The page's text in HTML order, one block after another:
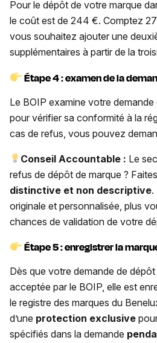
Pour le dépôt de votre marque
le coût est de 244 €. Comptez
vous souhaitez ajouter une
supplémentaires à partir de la
Étape 4 : examen de la
Le BOIP examine votre demande
pour vérifier sa conformité à la
cas de refus, vous pouvez
Conseil Accountable : Le
refus de dépôt de marque ?
distinctive et non descriptive.
originale et personnalisée, plus
chances de validation de votre
Étape 5 : enregistrer la
Dès que votre demande de
acceptée par le BOIP, elle est
le registre des marques du
d’une protection exclusive
spécifiés dans la demande